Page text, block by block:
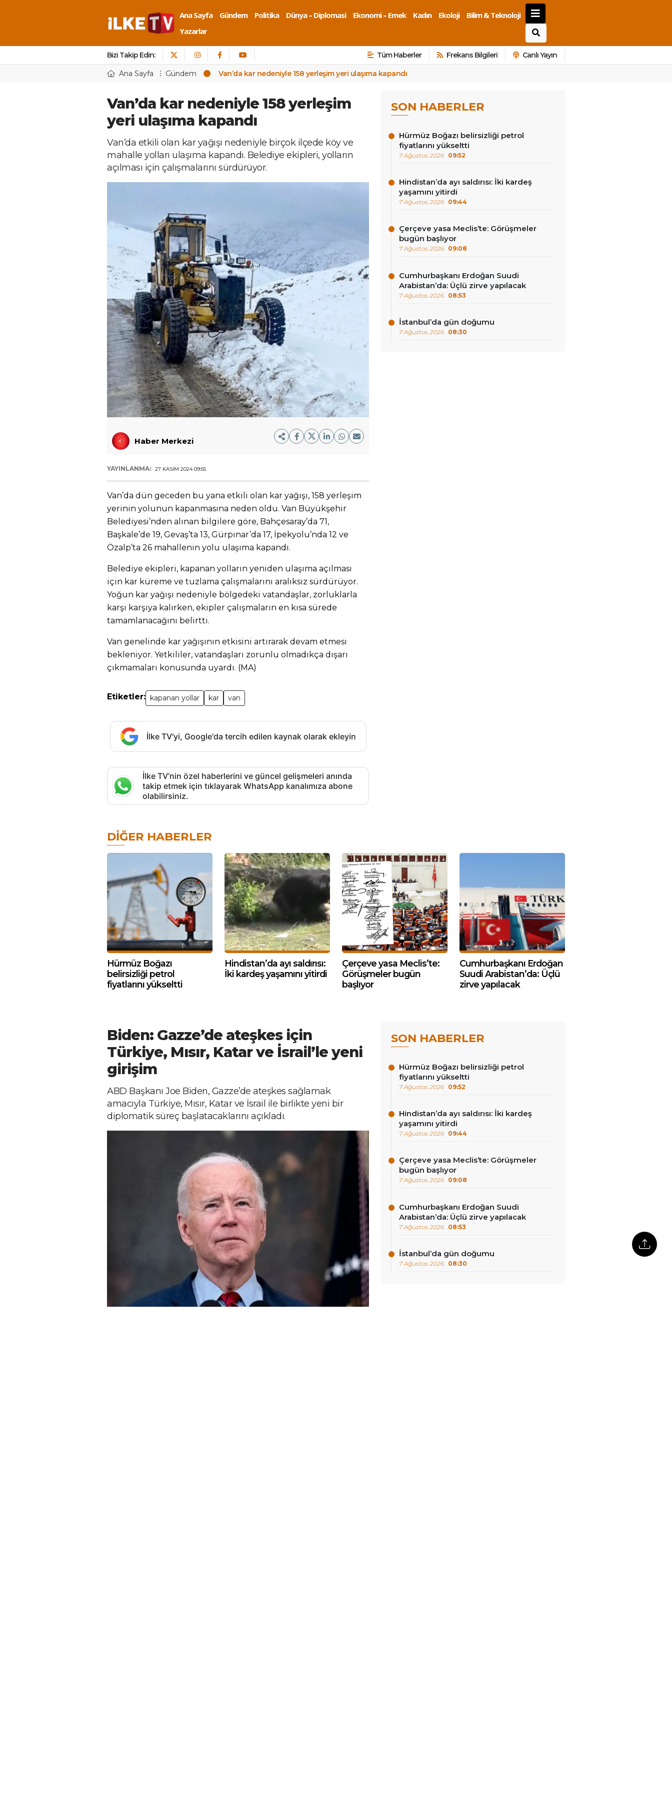
Ana Sayfa Gündem Politika Dünya – Diplomasi Ekonomi – Emek Kadın Ekoloji
Bilim & Teknoloji
Yazarlar
Bizi Takip Edin: Tüm Haberler Frekans Bilgileri Canlı Yayın
Ana Sayfa Gündem Van’da kar nedeniyle 158 yerleşim yeri ulaşıma kapandı
Van’da kar nedeniyle 158 yerleşim
yeri ulaşıma kapandı
Van’da etkili olan kar yağışı nedeniyle birçok ilçede köy ve
mahalle yolları ulaşıma kapandı. Belediye ekipleri, yolların
açılması için çalışmalarını sürdürüyor.
Haber Merkezi
YAYINLANMA: 27 KASIM 2024 09:55
Van’da dün geceden bu yana etkili olan kar yağışı, 158 yerleşim
yerinin yolunun kapanmasına neden oldu. Van Büyükşehir
Belediyesi’nden alınan bilgilere göre, Bahçesaray’da 71,
Başkale’de 19, Gevaş’ta 13, Gürpınar’da 17, İpekyolu’nda 12 ve
Özalp’ta 26 mahallenin yolu ulaşıma kapandı.
Belediye ekipleri, kapanan yolların yeniden ulaşıma açılması
için kar küreme ve tuzlama çalışmalarını aralıksız sürdürüyor.
Yoğun kar yağışı nedeniyle bölgedeki vatandaşlar, zorluklarla
karşı karşıya kalırken, ekipler çalışmaların en kısa sürede
tamamlanacağını belirtti.
Van genelinde kar yağışının etkisini artırarak devam etmesi
bekleniyor. Yetkililer, vatandaşları zorunlu olmadıkça dışarı
çıkmamaları konusunda uyardı. (MA)
Etiketler: kapanan yollar kar van
İlke TV'yi, Google'da tercih edilen kaynak olarak ekleyin
İlke TV’nin özel haberlerini ve güncel gelişmeleri anında
takip etmek için tıklayarak WhatsApp kanalımıza abone
olabilirsiniz.
SON HABERLER
Hürmüz Boğazı belirsizliği petrol
fiyatlarını yükseltti
7 Ağustos 2026 09:52
Hindistan’da ayı saldırısı: İki kardeş
yaşamını yitirdi
7 Ağustos 2026 09:44
Çerçeve yasa Meclis’te: Görüşmeler
bugün başlıyor
7 Ağustos 2026 09:08
Cumhurbaşkanı Erdoğan Suudi
Arabistan’da: Üçlü zirve yapılacak
7 Ağustos 2026 08:53
İstanbul’da gün doğumu
7 Ağustos 2026 08:30
DIĞER HABERLER
Hürmüz Boğazı
belirsizliği petrol
fiyatlarını yükseltti
Hindistan’da ayı saldırısı:
İki kardeş yaşamını yitirdi
Çerçeve yasa Meclis’te:
Görüşmeler bugün
başlıyor
Cumhurbaşkanı Erdoğan
Suudi Arabistan’da: Üçlü
zirve yapılacak
Biden: Gazze’de ateşkes için
Türkiye, Mısır, Katar ve İsrail’le yeni
girişim
ABD Başkanı Joe Biden, Gazze’de ateşkes sağlamak
amacıyla Türkiye, Mısır, Katar ve İsrail ile birlikte yeni bir
diplomatik süreç başlatacaklarını açıkladı.
SON HABERLER
Hürmüz Boğazı belirsizliği petrol
fiyatlarını yükseltti
7 Ağustos 2026 09:52
Hindistan’da ayı saldırısı: İki kardeş
yaşamını yitirdi
7 Ağustos 2026 09:44
Çerçeve yasa Meclis’te: Görüşmeler
bugün başlıyor
7 Ağustos 2026 09:08
Cumhurbaşkanı Erdoğan Suudi
Arabistan’da: Üçlü zirve yapılacak
7 Ağustos 2026 08:53
İstanbul’da gün doğumu
7 Ağustos 2026 08:30